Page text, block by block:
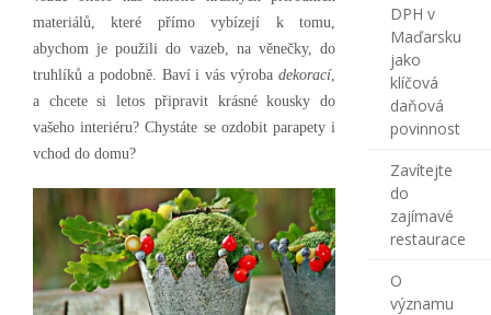
materiálů, které přímo vybízejí k tomu,
abychom je použili do vazeb, na věnečky, do
truhlíků a podobně. Baví i vás výroba dekorací,
a chcete si letos připravit krásné kousky do
vašeho interiéru? Chystáte se ozdobit parapety i
vchod do domu?
DPH v
Maďarsku
jako
klíčová
daňová
povinnost
Zavítejte
do
zajímavé
restaurace
O
významu